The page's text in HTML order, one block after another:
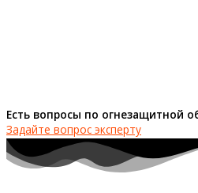
Есть вопросы по огнезащитной
Задайте вопрос эксперту